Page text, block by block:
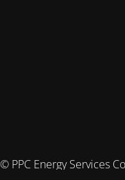
© PPC Energy Services